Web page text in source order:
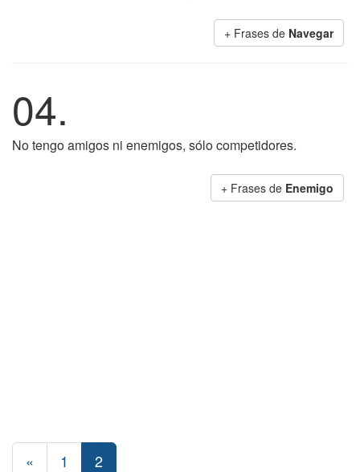
+ Frases de Navegar
04.
No tengo amigos ni enemigos, sólo competidores.
+ Frases de Enemigo
« 1 2